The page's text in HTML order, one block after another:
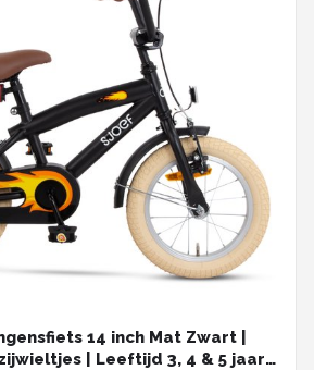
14 inch Mat Zwart |
| Leeftijd 3, 4 & 5 jaar |